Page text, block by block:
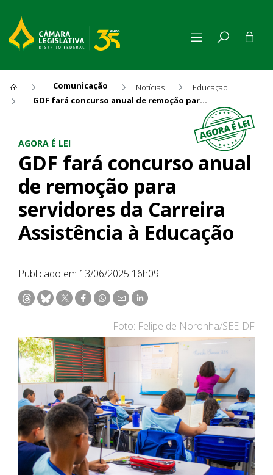
Comunicação Notícias
Educação
GDF fará concurso anual de remoção para servidores da Carreira Assistência à Educação
GDF fará concurso anual de
AGORA É LEI
GDF fará concurso anual
de remoção para
servidores da Carreira
Assistência à Educação
Publicado em 13/06/2025 16h09
Foto: Felipe de Noronha/SEE-DF